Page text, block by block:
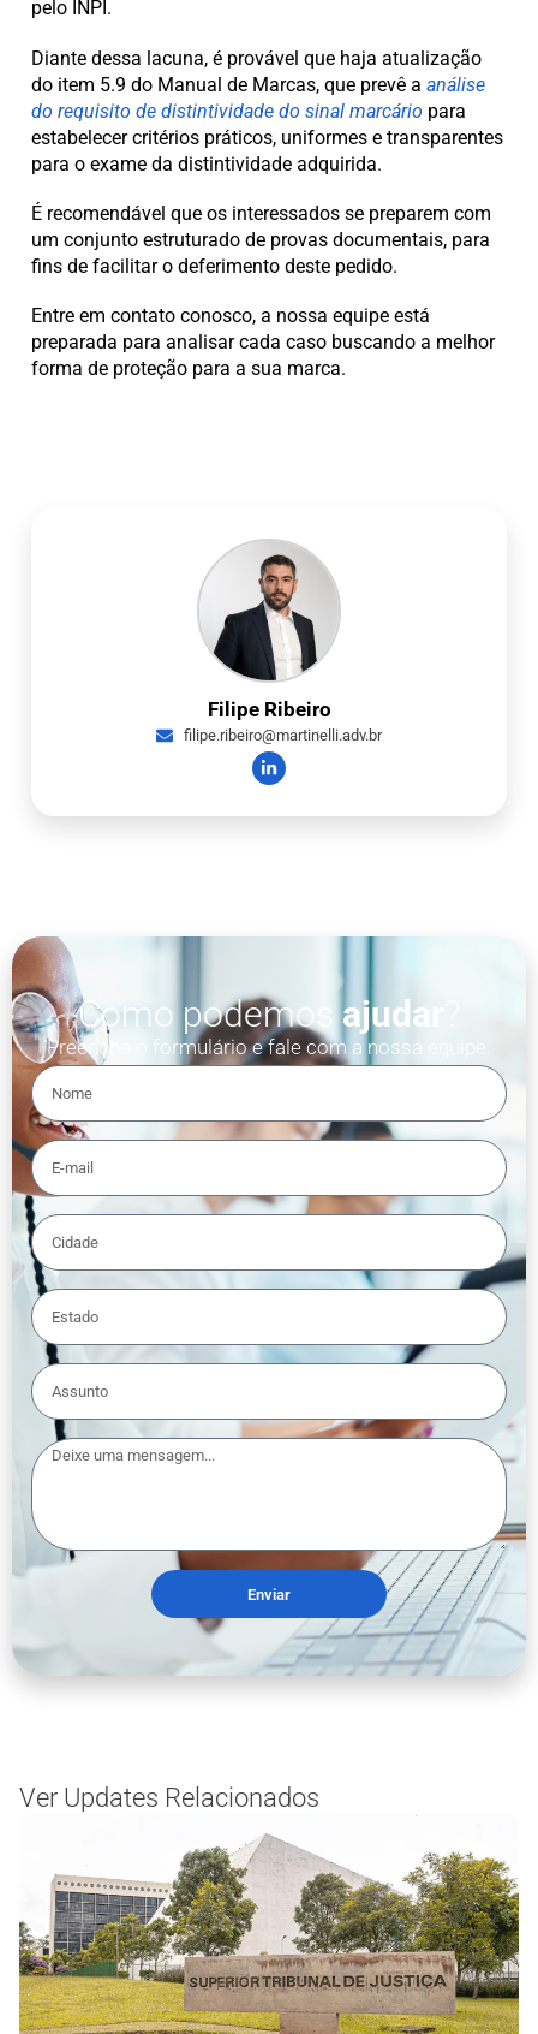
pelo INPI.
Diante dessa lacuna, é provável que haja atualização
do item 5.9 do Manual de Marcas, que prevê a análise
do requisito de distintividade do sinal marcário para
estabelecer critérios práticos, uniformes e transparentes
para o exame da distintividade adquirida.
É recomendável que os interessados se preparem com
um conjunto estruturado de provas documentais, para
fins de facilitar o deferimento deste pedido.
Entre em contato conosco, a nossa equipe está
preparada para analisar cada caso buscando a melhor
forma de proteção para a sua marca.
Filipe Ribeiro
filipe.ribeiro@martinelli.adv.br
Como podemos ajudar
Preencha o formulário e fale com a nossa equipe.
Enviar
Ver Updates Relacionados